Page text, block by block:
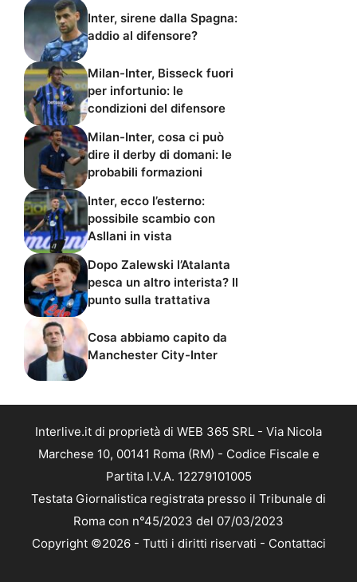
Inter, sirene dalla Spagna:
addio al difensore?
Milan-Inter, Bisseck fuori
per infortunio: le
condizioni del difensore
Milan-Inter, cosa ci può
dire il derby di domani: le
probabili formazioni
Inter, ecco l’esterno:
possibile scambio con
Asllani in vista
Dopo Zalewski l’Atalanta
pesca un altro interista? Il
punto sulla trattativa
Cosa abbiamo capito da
Manchester City-Inter
Interlive.it di proprietà di WEB 365 SRL - Via Nicola
Marchese 10, 00141 Roma (RM) - Codice Fiscale e
Partita I.V.A. 12279101005
Testata Giornalistica registrata presso il Tribunale di
Roma con n°45/2023 del 07/03/2023
Copyright ©2026 - Tutti i diritti riservati - Contattaci